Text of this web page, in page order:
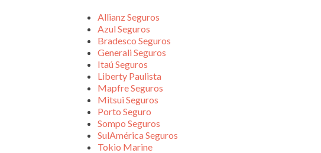
Allianz Seguros
Azul Seguros
Bradesco Seguros
Generali Seguros
Itaú Seguros
Liberty Paulista
Mapfre Seguros
Mitsui Seguros
Porto Seguro
Sompo Seguros
SulAmérica Seguros
Tokio Marine